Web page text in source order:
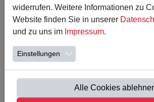
widerrufen. Weitere Informationen zu
Website finden Sie in unserer
und zu uns im Impressum.
Einstellungen
Alle Cookies